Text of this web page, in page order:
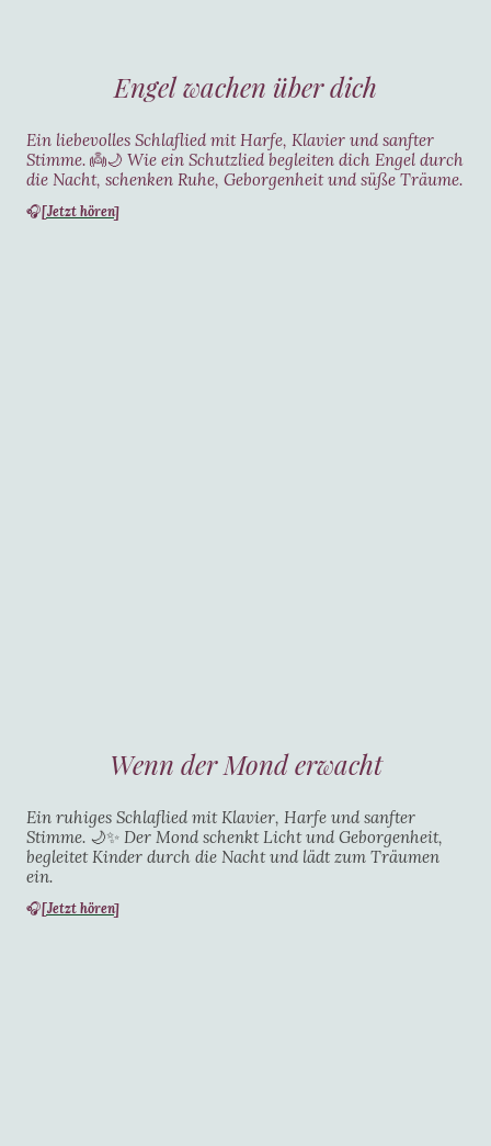
Engel wachen über dich
Ein liebevolles Schlaflied mit Harfe, Klavier und sanfter
Stimme. 👼🌙 Wie ein Schutzlied begleiten dich Engel durch
die Nacht, schenken Ruhe, Geborgenheit und süße Träume.
🎧[Jetzt hören]
Wenn der Mond erwacht
Ein ruhiges Schlaflied mit Klavier, Harfe und sanfter
Stimme. 🌙✨ Der Mond schenkt Licht und Geborgenheit,
begleitet Kinder durch die Nacht und lädt zum Träumen
ein.
🎧[Jetzt hören]